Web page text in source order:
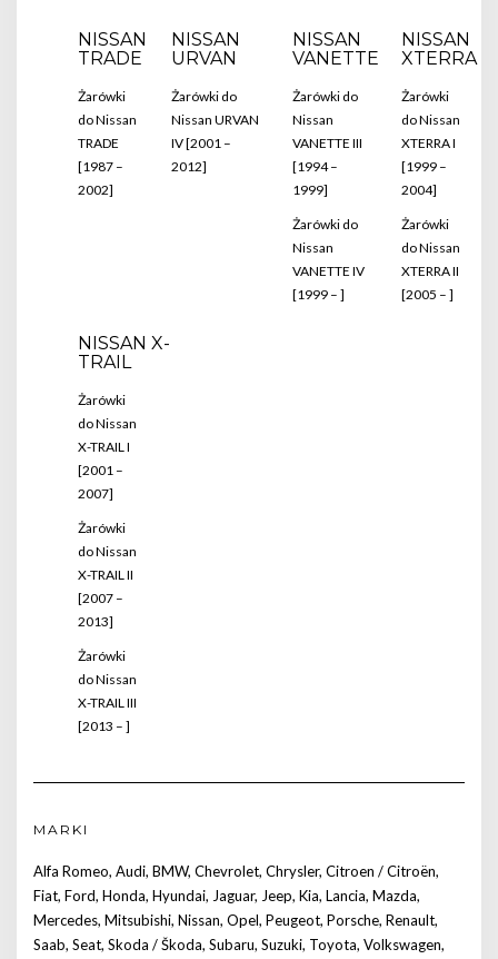
NISSAN
TRADE
Żarówki
do Nissan
TRADE
[1987 –
2002]
NISSAN
URVAN
Żarówki do
Nissan URVAN
IV [2001 –
2012]
NISSAN
VANETTE
Żarówki do
Nissan
VANETTE III
[1994 –
1999]
Żarówki do
Nissan
VANETTE IV
[1999 – ]
NISSAN
XTERRA
Żarówki
do Nissan
XTERRA I
[1999 –
2004]
Żarówki
do Nissan
XTERRA II
[2005 – ]
NISSAN X-
TRAIL
Żarówki
do Nissan
X-TRAIL I
[2001 –
2007]
Żarówki
do Nissan
X-TRAIL II
[2007 –
2013]
Żarówki
do Nissan
X-TRAIL III
[2013 – ]
MARKI
Alfa Romeo, Audi, BMW, Chevrolet, Chrysler, Citroen / Citroën,
Fiat, Ford, Honda, Hyundai, Jaguar, Jeep, Kia, Lancia, Mazda,
Mercedes, Mitsubishi, Nissan, Opel, Peugeot, Porsche, Renault,
Saab, Seat, Skoda / Škoda, Subaru, Suzuki, Toyota, Volkswagen,